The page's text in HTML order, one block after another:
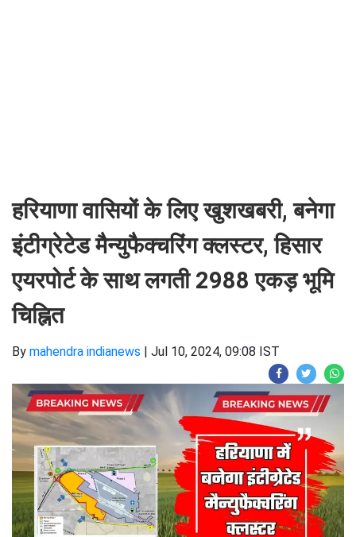
हरियाणा वासियों के लिए खुशखबरी, बनेगा
इंटीग्रेटेड मैन्युफैक्चरिंग क्लस्टर, हिसार
एयरपोर्ट के साथ लगती 2988 एकड़ भूमि
चिह्नित
By mahendra indianews | Jul 10, 2024, 09:08 IST